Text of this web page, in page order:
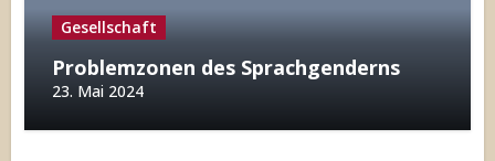
Gesellschaft
Problemzonen des Sprachgenderns
23. Mai 2024